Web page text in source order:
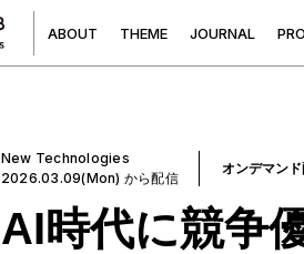
ABOUT THEME JOURNAL PRO
New Technologies
2026.03.09(Mon) から配信
オンデマン
AI時代に競争